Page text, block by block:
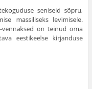
seniseid sõpru,
massiliseks levi­misele.
vennaksed on tei­nud oma
eestikeelse kirjanduse